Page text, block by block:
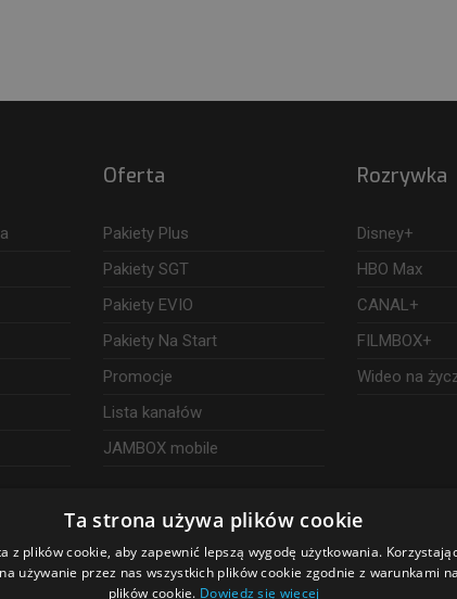
Oferta
Pakiety Plus
Pakiety SGT
Pakiety EVIO
Pakiety Na Start
Promocje
Lista kanałów
JAMBOX mobile
Rozrywka
Disney+
HBO Max
CANAL+
FILMBOX+
Wideo na
Ta strona używa plików cookie
z plików cookie, aby zapewnić lepszą wygodę użytkowania.
używanie przez nas wszystkich plików cookie zgodnie z warunkami
plików cookie. Dowiedz się więcej